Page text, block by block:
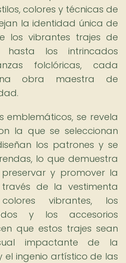
colores y técnicas de
la identidad única de
los vibrantes trajes de
los intrincados
folclóricas, cada
obra maestra de
emblemáticos, se revela
la que se seleccionan
los patrones y se
lo que demuestra
y promover la
de la vestimenta
vibrantes, los
y los accesorios
que estos trajes sean
impactante de la
el ingenio artístico de las